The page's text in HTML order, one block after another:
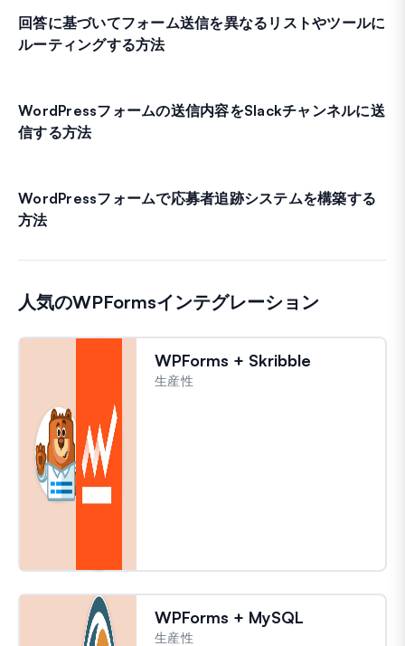
回答に基づいてフォーム送信を異なるリストやツールに
ルーティングする方法
WordPressフォームの送信内容をSlackチャンネルに送
信する方法
WordPressフォームで応募者追跡システムを構築する
方法
人気のWPFormsインテグレーション
WPForms + Skribble
生産性
WPForms + MySQL
生産性